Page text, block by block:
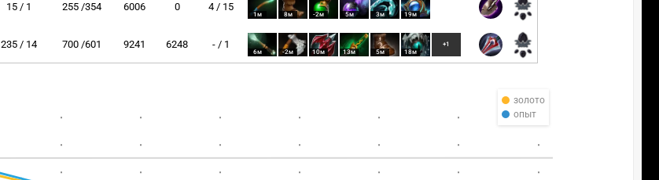
15 / 1 255 /354 6006 0 4 / 15
1м 8м -2м 5м 3м 19м
235 / 14 700 /601 9241 6248 - / 1
6м -2м 10м 13м 5м 18м
+1
золото
опыт